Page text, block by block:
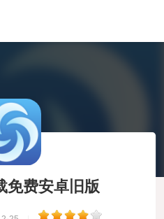
免费安卓旧版